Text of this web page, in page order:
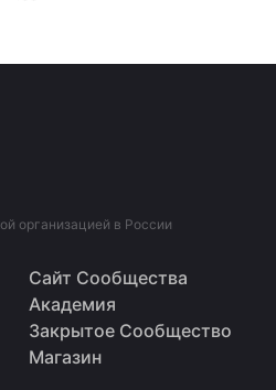
организацией в России
Сайт Сообщества
Академия
Закрытое Сообщество
Магазин